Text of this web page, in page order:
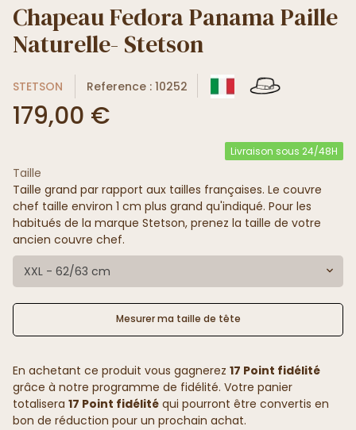
Chapeau Fedora Panama Paille
Naturelle- Stetson
STETSON Reference : 10252
179,00 €
Livraison sous 24/48H
Taille
Taille grand par rapport aux tailles françaises. Le couvre
chef taille environ 1 cm plus grand qu'indiqué. Pour les
habitués de la marque Stetson, prenez la taille de votre
ancien couvre chef.
XXL - 62/63 cm
Mesurer ma taille de tête
En achetant ce produit vous gagnerez 17 Point fidélité
grâce à notre programme de fidélité. Votre panier
totalisera 17 Point fidélité qui pourront être convertis en
bon de réduction pour un prochain achat.